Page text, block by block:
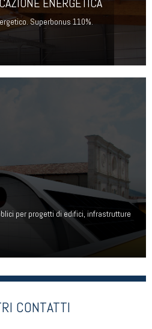
ENERGETICA
Superbonus 110%.
per progetti di edifici, infrastrutture
CONTATTI